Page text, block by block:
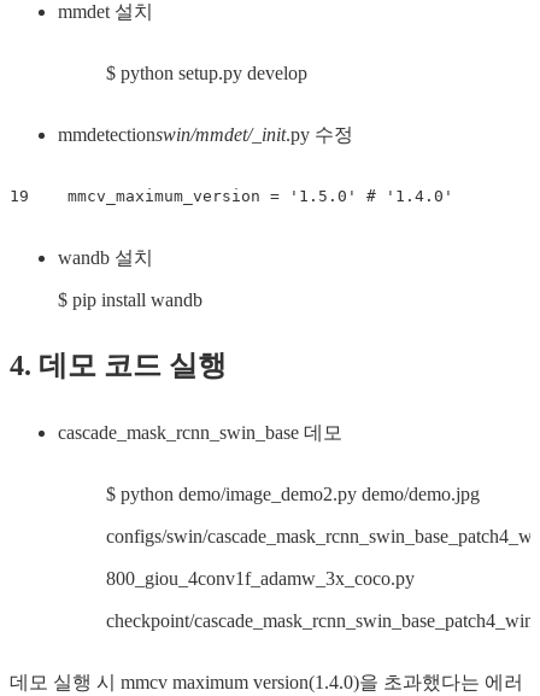
mmdet 설치
$ python setup.py develop
mmdetectionswin/mmdet/_init.py 수정
19    mmcv_maximum_version = '1.5.0' # '1.4.0'
wandb 설치
$ pip install wandb
4. 데모 코드 실행
cascade_mask_rcnn_swin_base 데모
$ python demo/image_demo2.py demo/demo.jpg
configs/swin/
800_giou_4conv1f_adamw_3x_coco.py
checkpoint/
데모 실행 시 mmcv maximum version(1.4.0)을 초과했다는 에러